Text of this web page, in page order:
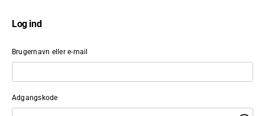
Log ind
Brugernavn eller e-mail
Adgangskode